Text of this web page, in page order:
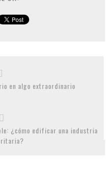
en algo extraordinario
¿cómo edificar una industria